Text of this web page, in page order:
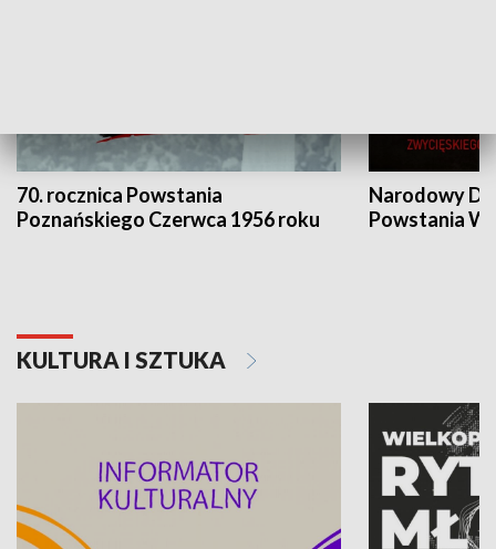
70. rocznica Powstania
Poznańskiego Czerwca 1956 roku
Narodowy
Powstania
KULTURA I SZTUKA